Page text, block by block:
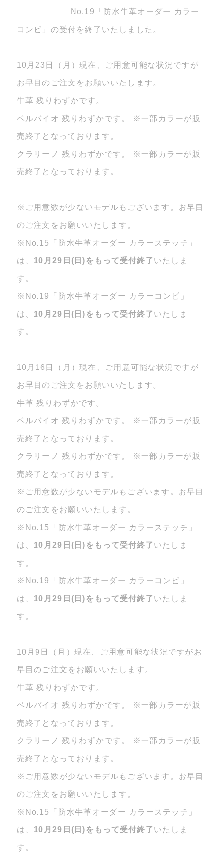
No.19「防水牛革オーダー カラー
コンビ」の受付を終了いたしました。
10月23日（月）現在、ご用意可能な状況ですが
お早目のご注文をお願いいたします。
牛革 残りわずかです。
ベルバイオ 残りわずかです。 ※一部カラーが販
売終了となっております。
クラリーノ 残りわずかです。 ※一部カラーが販
売終了となっております。
※ご用意数が少ないモデルもございます。お早目
のご注文をお願いいたします。
※No.15「防水牛革オーダー カラーステッチ」
は、 10月29日(日)をもって受付終了 いたしま
す。
※No.19「防水牛革オーダー カラーコンビ」
は、 10月29日(日)をもって受付終了 いたしま
す。
10月16日（月）現在、ご用意可能な状況ですが
お早目のご注文をお願いいたします。
牛革 残りわずかです。
ベルバイオ 残りわずかです。 ※一部カラーが販
売終了となっております。
クラリーノ 残りわずかです。 ※一部カラーが販
売終了となっております。
※ご用意数が少ないモデルもございます。お早目
のご注文をお願いいたします。
※No.15「防水牛革オーダー カラーステッチ」
は、 10月29日(日)をもって受付終了 いたしま
す。
※No.19「防水牛革オーダー カラーコンビ」
は、 10月29日(日)をもって受付終了 いたしま
す。
10月9日（月）現在、ご用意可能な状況ですがお
早目のご注文をお願いいたします。
牛革 残りわずかです。
ベルバイオ 残りわずかです。 ※一部カラーが販
売終了となっております。
クラリーノ 残りわずかです。 ※一部カラーが販
売終了となっております。
※ご用意数が少ないモデルもございます。お早目
のご注文をお願いいたします。
※No.15「防水牛革オーダー カラーステッチ」
は、 10月29日(日)をもって受付終了 いたしま
す。